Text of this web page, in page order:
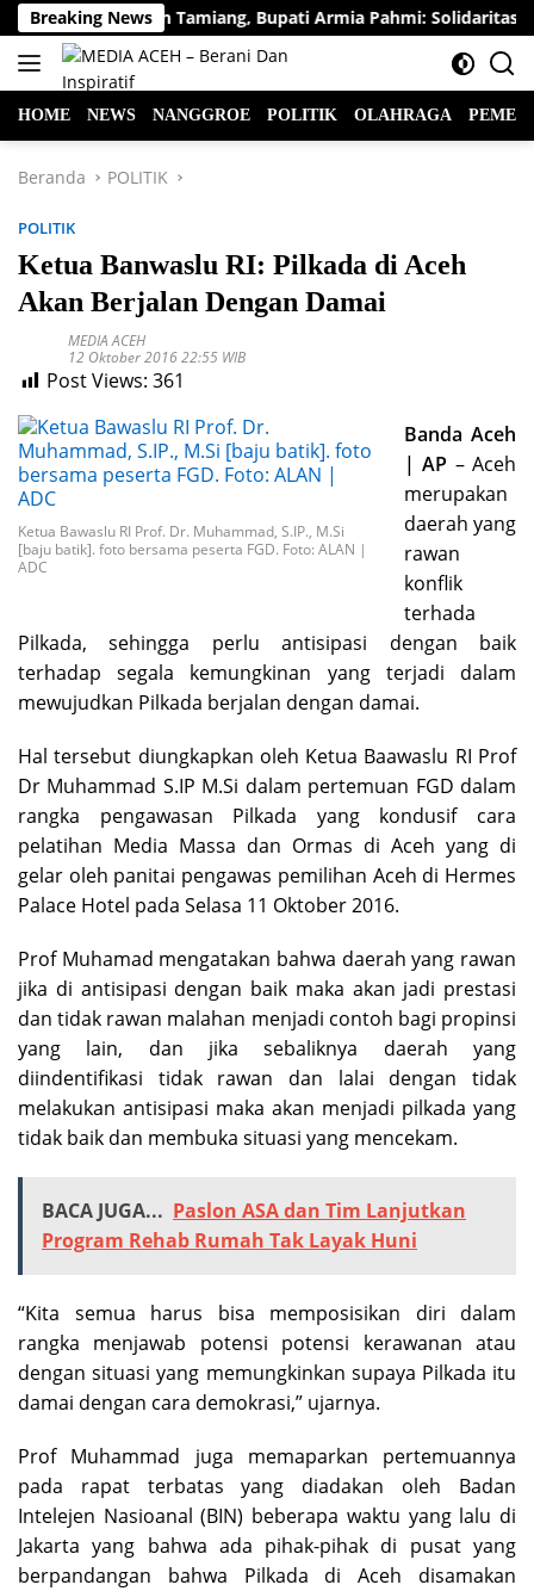
Langsung
ke
konten
Breaking News
Bersih Aceh Tamiang, Bupati Armia Pahmi: Solidaritas
HOME NEWS NANGGROE POLITIK OLAHRAGA
Beranda POLITIK
POLITIK
Ketua Banwaslu RI: Pilkada di Aceh
Akan Berjalan Dengan Damai
MEDIA ACEH
12 Oktober 2016 22:55 WIB
Post Views: 361
Ketua Bawaslu RI Prof. Dr. Muhammad, S.IP., M.Si
[baju batik]. foto bersama peserta FGD. Foto: ALAN |
ADC
Banda Aceh
| AP – Aceh
merupakan
daerah yang
rawan
konflik
terhada
Pilkada, sehingga perlu antisipasi dengan baik
terhadap segala kemungkinan yang terjadi dalam
mewujudkan Pilkada berjalan dengan damai.
Hal tersebut diungkapkan oleh Ketua Baawaslu RI Prof
Dr Muhammad S.IP M.Si dalam pertemuan FGD dalam
rangka pengawasan Pilkada yang kondusif cara
pelatihan Media Massa dan Ormas di Aceh yang di
gelar oleh panitai pengawas pemilihan Aceh di Hermes
Palace Hotel pada Selasa 11 Oktober 2016.
Prof Muhamad mengatakan bahwa daerah yang rawan
jika di antisipasi dengan baik maka akan jadi prestasi
dan tidak rawan malahan menjadi contoh bagi propinsi
yang lain, dan jika sebaliknya daerah yang
diindentifikasi tidak rawan dan lalai dengan tidak
melakukan antisipasi maka akan menjadi pilkada yang
tidak baik dan membuka situasi yang mencekam.
BACA JUGA... Paslon ASA dan Tim Lanjutkan
Program Rehab Rumah Tak Layak Huni
“Kita semua harus bisa memposisikan diri dalam
rangka menjawab potensi potensi kerawanan atau
dengan situasi yang memungkinkan supaya Pilkada itu
damai dengan cara demokrasi,” ujarnya.
Prof Muhammad juga memaparkan pertemuannya
pada rapat terbatas yang diadakan oleh Badan
Intelejen Nasioanal (BIN) beberapa waktu yang lalu di
Jakarta yang bahwa ada pihak-pihak di pusat yang
berpandangan bahwa Pilkada di Aceh disamakan